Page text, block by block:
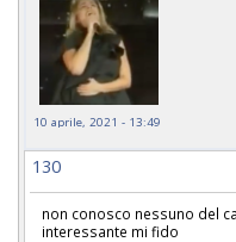
10 aprile, 2021 - 13:49
130
non conosco nessuno del
interessante mi fido